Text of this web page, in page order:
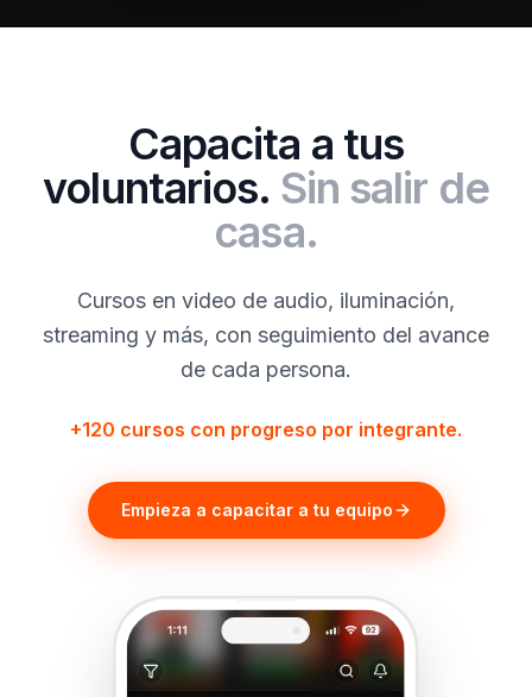
Capacita a tus
voluntarios. Sin salir de
casa.
Cursos en video de audio, iluminación,
streaming y más, con seguimiento del avance
de cada persona.
+120 cursos con progreso por integrante.
Empieza a capacitar a tu equipo